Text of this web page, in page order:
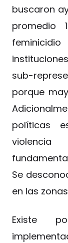
buscaron
promedio
sub-
porque
políticas
Se
en las
Existe